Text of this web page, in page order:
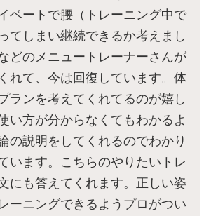
ベートで腰（トレーニング中で
てしまい継続できるか考えまし
どのメニュートレーナーさんが
れて、今は回復しています。体
ランを考えてくれてるのが嬉し
い方が分からなくてもわかるよ
の説明をしてくれるのでわかり
います。こちらのやりたいトレ
にも答えてくれます。正しい姿
ーニングできるようプロがつい